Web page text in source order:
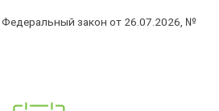
Федеральный закон от 26.07.2026, №